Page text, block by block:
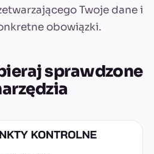
Twoje dane i
obowiązki.
sprawdzone